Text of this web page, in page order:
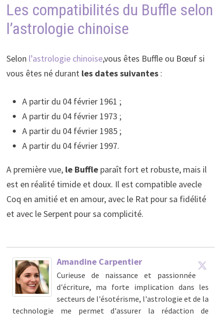
Les compatibilités du Buffle selon
l’astrologie chinoise
Selon l’astrologie chinoise,vous êtes Buffle ou Bœuf si
vous êtes né durant les dates suivantes:
A partir du 04 février 1961 ;
A partir du 04 février 1973 ;
A partir du 04 février 1985 ;
A partir du 04 février 1997.
A première vue, le Buffleparaît fort et robuste, mais il
est en réalité timide et doux. Il est compatible avecle
Coq en amitié et en amour, avec le Rat pour sa fidélité
et avec le Serpent pour sa complicité.
Amandine Carpentier
Curieuse de naissance et passionnée
d'écriture, ma forte implication dans les
secteurs de l'ésotérisme, l'astrologie et de la
technologie me permet d'assurer la rédaction de